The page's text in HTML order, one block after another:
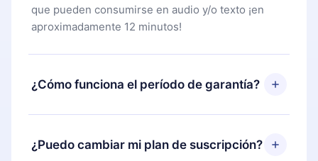
que pueden consumirse en audio y/o texto ¡en
aproximadamente 12 minutos!
¿Cómo funciona el período de garantía?
Puedes descargar nuestra aplicación y comenzar a
disfrutar de nuestra biblioteca. Si por alguna razón
no estás satisfecho con nuestra plataforma,
¿Puedo cambiar mi plan de suscripción?